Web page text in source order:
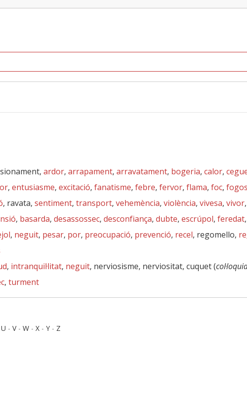
ardor, arrapament, arravatament, bogeria, calor,
, entusiasme, excitació, fanatisme, febre, fervor, flama, foc,
, ravata, sentiment, transport, vehemència, violència, vivesa, vivor,
, basarda, desassossec, desconfiança, dubte, escrúpol, feredat,
, neguit, pesar, por, preocupació, prevenció, recel, regomello,
, intranquil·litat, neguit, nerviosisme, nerviositat, cuquet (
, turment
U - V- W - X - Y - Z